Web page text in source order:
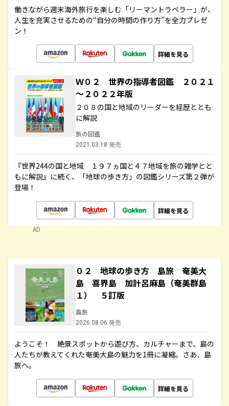
働きながら週末海外旅行を楽しむ「リーマントラベラー」が、
人生を充実させるための“自分の時間の作り方”を全力プレゼ
ン！
詳細を見る
Ｗ０２ 世界の指導者図鑑 ２０２１
～２０２２年版
２０８の国と地域のリーダーを経歴ととも
に解説
旅の図鑑
2021.03.18 発売
『世界244の国と地域 １９７ヵ国と４７地域を旅の雑学とと
もに解説』に続く、「地球の歩き方」の図鑑シリーズ第２弾が
登場！
詳細を見る
AD
０２ 地球の歩き方 島旅 奄美大
島 喜界島 加計呂麻島（奄美群島
１） ５訂版
島旅
2026.08.06 発売
ようこそ！ 絶景スポットから遊び方、カルチャーまで、島の
人たちが教えてくれた奄美大島の魅力を1冊に凝縮。さあ、島
旅へ。
詳細を見る